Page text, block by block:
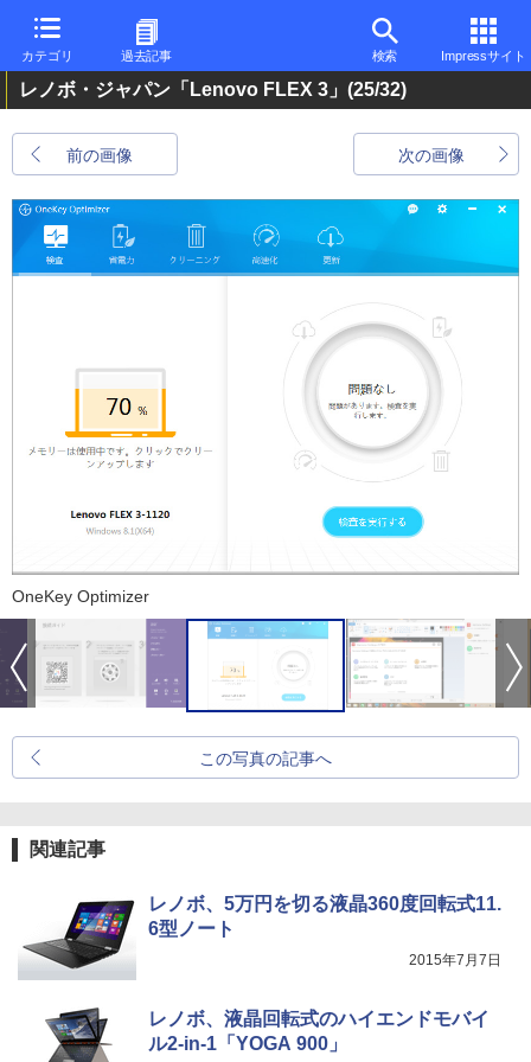
カテゴリ 過去記事 検索 Impressサイト
レノボ・ジャパン「Lenovo FLEX 3」 (25/32)
前の画像 次の画像
OneKey Optimizer
この写真の記事へ
関連記事
レノボ、5万円を切る液晶360度回転式11.
6型ノート
2015年7月7日
レノボ、液晶回転式のハイエンドモバイ
ル2-in-1「YOGA 900」